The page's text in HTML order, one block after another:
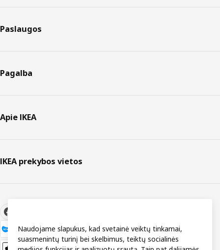
Paslaugos
Pagalba
Apie IKEA
IKEA prekybos vietos
Naudojame slapukus, kad svetainė veiktų tinkamai,
suasmenintų turinį bei skelbimus, teiktų socialinės